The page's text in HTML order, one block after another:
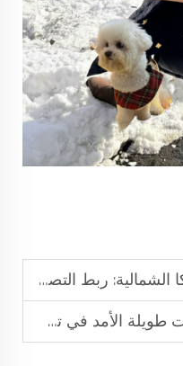
التصنيع والأسواق العالمية
الملابس الرياضية المخصصة